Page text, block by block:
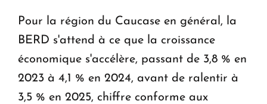
Pour la région du Caucase en général, la
BERD s'attend à ce que la croissance
économique s'accélère, passant de 3,8 % en
2023 à 4,1 % en 2024, avant de ralentir à
3,5 % en 2025, chiffre conforme aux